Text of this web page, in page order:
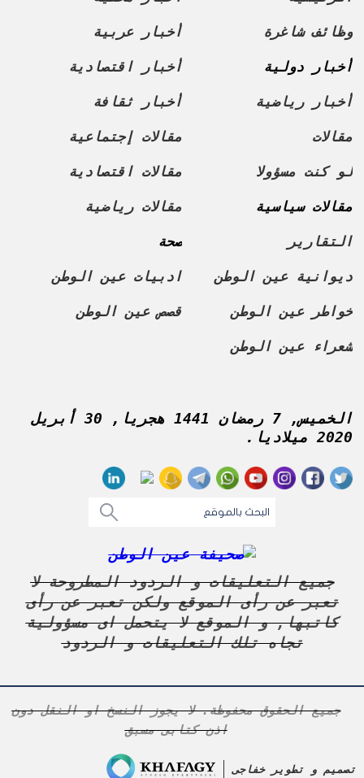
وظائف شاغرة أخبار عربية
أخبار دولية أخبار اقتصادية
أخبار رياضية أخبار ثقافة
مقالات مقالات إجتماعية
لو كنت مسؤولا مقالات اقتصادية
مقالات سياسية مقالات رياضية
التقارير صحة
ديوانية عين الوطن ادبيات عين الوطن
خواطر عين الوطن قصص عين الوطن
شعراء عين الوطن
الخميس, 7 رمضان 1441 هجريا, 30 أبريل
2020 ميلاديا.
جميع التعليقات و الردود المطروحة لا
تعبر عن رأى الموقع ولكن تعبر عن رأى
كاتبها, و الموقع لا يتحمل اى مسؤولية
تجاه تلك التعليقات و الردود
جميع الحقوق محفوظة. لا يجوز النسخ او النقل دون
اذن كتابى مسبق
تصميم و تطويرخفاجى